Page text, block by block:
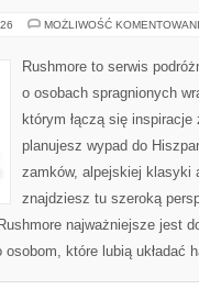
MOŻLIWOŚĆ
Rushmore to serwis
o osobach spragnionych
którym łączą się
planujesz wypad do
zamków, alpejskiej klasyki
znajdziesz tu szeroką
najważniejsze jest
osobom, które lubią